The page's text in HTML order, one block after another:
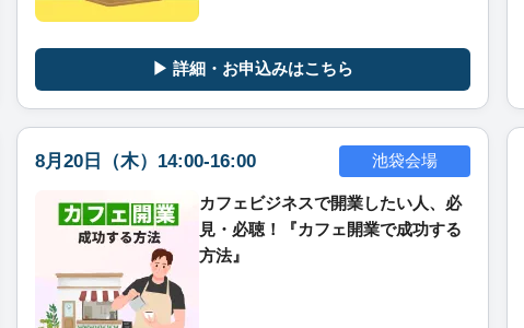
▶ 詳細・お申込みはこちら
8月20日（木）14:00-16:00 池袋会場
カフェビジネスで開業したい人、必
見・必聴！『カフェ開業で成功する
方法』